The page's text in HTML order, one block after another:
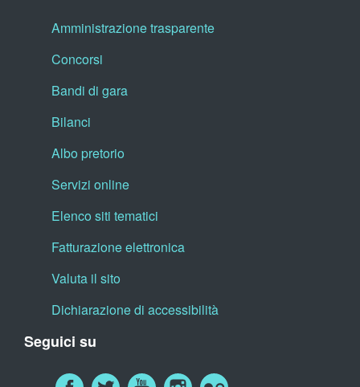
Amministrazione trasparente
Concorsi
Bandi di gara
Bilanci
Albo pretorio
Servizi online
Elenco siti tematici
Fatturazione elettronica
Valuta il sito
Dichiarazione di accessibilità
Seguici su